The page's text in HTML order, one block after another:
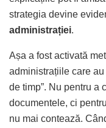
strategia devine
administrației.
Așa a fost activată
administrațiile care
de timp”. Nu pentru a
documentele, ci
nu mai contează.